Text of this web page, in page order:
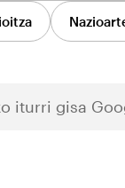
iturri gisa